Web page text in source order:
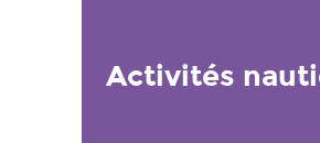
Activités